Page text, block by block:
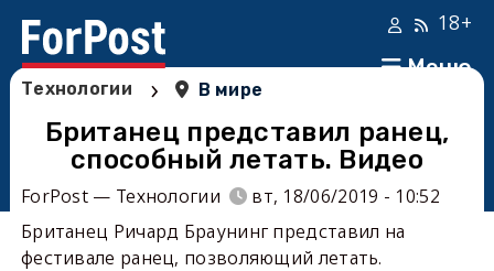
Меню
18+
Технологии › В мире
Британец представил ранец,
способный летать. Видео
ForPost — Технологии
вт, 18/06/2019 - 10:52
Британец Ричард Браунинг представил на
фестивале ранец, позволяющий летать.